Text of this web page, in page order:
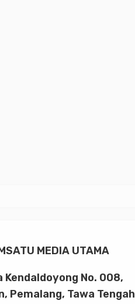
MEDIA UTAMA
Kendaldoyong No. 008,
Pemalang, Tawa Tengah